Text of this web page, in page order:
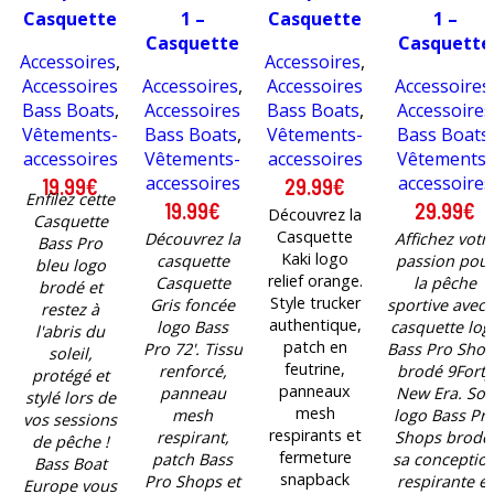
Casquette
bleu logo
brodé –
stock
limité
Accessoires,
Accessoires
Bass Boats,
Vêtements-
accessoires
19.99€
Enfilez cette
Casquette
Bass Pro
bleu logo
brodé et
restez à
l'abris du
soleil,
protégé et
stylé lors de
vos sessions
de pêche !
Bass Boat
Europe vous
1 –
Casquette
foncée
logo Bass
Pro 72′ –
stock
limité
Accessoires,
Accessoires
Bass Boats,
Vêtements-
accessoires
19.99€
Découvrez la
casquette
Casquette
Gris foncée
logo Bass
Pro 72'. Tissu
renforcé,
panneau
mesh
respirant,
patch Bass
Pro Shops et
Casquette
relief
orange –
stock
limité
Accessoires,
Accessoires
Bass Boats,
Vêtements-
accessoires
29.99€
Découvrez la
Casquette
Kaki logo
relief orange.
Style trucker
authentique,
patch en
feutrine,
panneaux
mesh
respirants et
fermeture
snapback
1 –
Casquette
Pro Shops
brodé
New Era –
stock
Accessoires
Accessoires
Bass Boats
Vêtements-
accessoires
29.99€
Affichez
passion pour
la pêche
sportive avec
casquette
Bass Pro
brodé 9Forty
New Era. Son
logo Bass
Shops brodé,
sa
respirante et